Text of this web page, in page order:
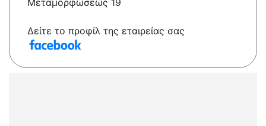
Μεταμορφώσεως 19
Δείτε το προφίλ της εταιρείας σας